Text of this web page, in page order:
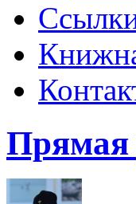
Прямая